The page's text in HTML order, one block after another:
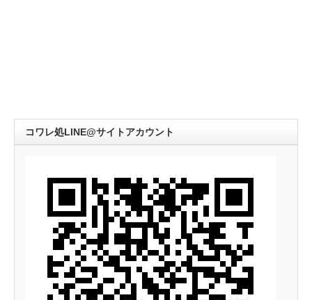
コワレ処LINE@サイトアカウント